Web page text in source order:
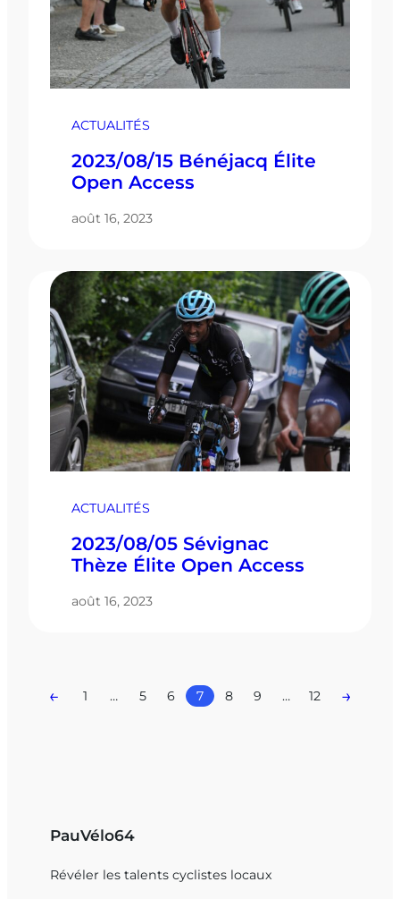
ACTUALITÉS
2023/08/15 Bénéjacq Élite
Open Access
août 16, 2023
ACTUALITÉS
2023/08/05 Sévignac
Thèze Élite Open Access
août 16, 2023
← 1 … 5 6 7 8 9 … 12 →
PauVélo64
Révéler les talents cyclistes locaux